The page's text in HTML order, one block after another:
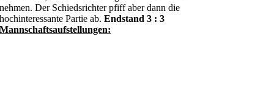
nehmen. Der Schiedsrichter pfiff aber dann die
hochinteressante Partie ab.Endstand 3 : 3
Mannschaftsaufstellungen: